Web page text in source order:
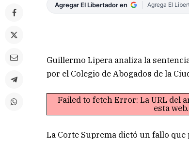
Agregar El Libertador en Agrega El
Guillermo Lipera analiza la
por el Colegio de Abogados de la
Failed to fetch Error: La URL del
esta web.
La Corte Suprema dictó un fallo